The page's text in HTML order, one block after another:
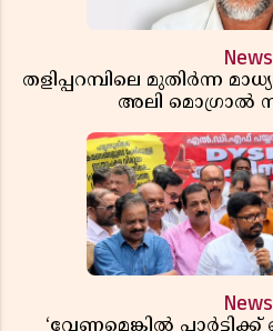
News
തളിപ്പറമ്പിലെ മുതിർന്ന
അലി മൊഗ്രാൽ
News
‘വേണമെങ്കിൽ